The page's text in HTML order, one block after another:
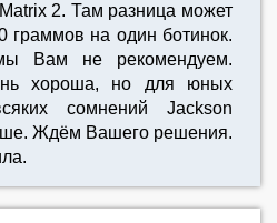
2. Там разница может
граммов на один ботинок.
Вам не рекомендуем.
хороша, но для юных
сомнений Jackson
Ждём Вашего решения.